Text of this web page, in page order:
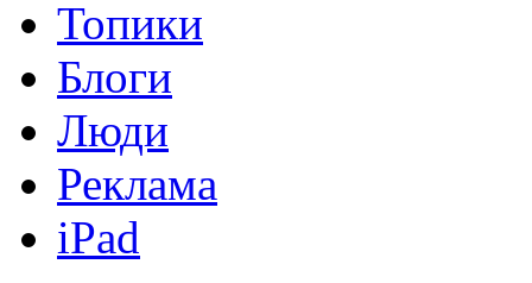
Топики
Блоги
Люди
Реклама
iPad